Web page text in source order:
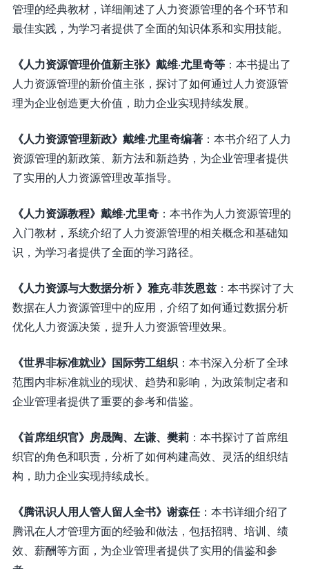
管理的经典教材，详细阐述了人力资源管理的各个环节和
最佳实践，为学习者提供了全面的知识体系和实用技能。
《人力资源管理价值新主张》戴维·尤里奇等 ：本书提出了
人力资源管理的新价值主张，探讨了如何通过人力资源管
理为企业创造更大价值，助力企业实现持续发展。
《人力资源管理新政》戴维·尤里奇编著 ：本书介绍了人力
资源管理的新政策、新方法和新趋势，为企业管理者提供
了实用的人力资源管理改革指导。
《人力资源教程》戴维·尤里奇 ：本书作为人力资源管理的
入门教材，系统介绍了人力资源管理的相关概念和基础知
识，为学习者提供了全面的学习路径。
《人力资源与大数据分析 》雅克·菲茨恩兹 ：本书探讨了大
数据在人力资源管理中的应用，介绍了如何通过数据分析
优化人力资源决策，提升人力资源管理效果。
《世界非标准就业》国际劳工组织 ：本书深入分析了全球
范围内非标准就业的现状、趋势和影响，为政策制定者和
企业管理者提供了重要的参考和借鉴。
《首席组织官》房晟陶、左谦、樊莉 ：本书探讨了首席组
织官的角色和职责，分析了如何构建高效、灵活的组织结
构，助力企业实现持续成长。
《腾讯识人用人管人留人全书》谢森任：本书详细介绍了
腾讯在人才管理方面的经验和做法，包括招聘、培训、绩
效、薪酬等方面，为企业管理者提供了实用的借鉴和参